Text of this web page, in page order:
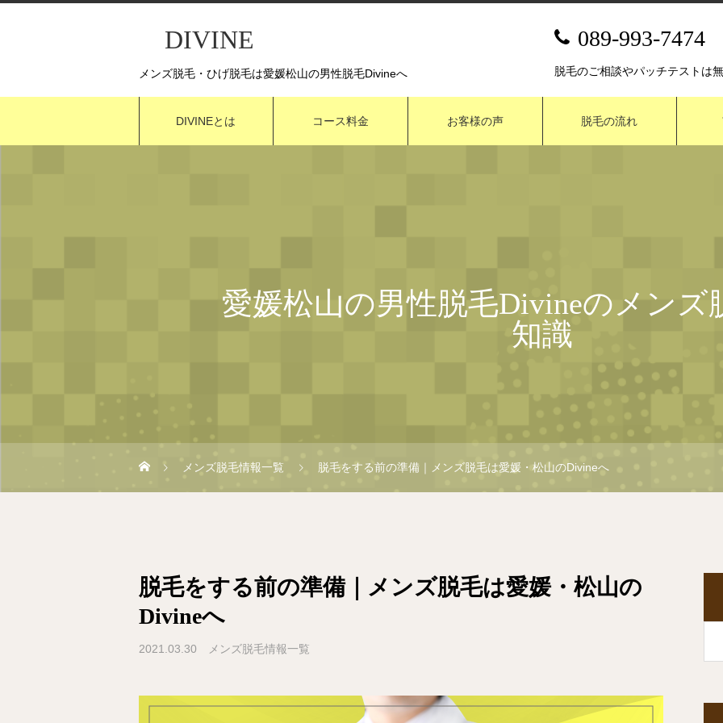
DIVINE 089-993-7474
脱毛のご相談やパッチテストは
メンズ脱毛・ひげ脱毛は愛媛松山の男性脱毛Divineへ
DIVINEとは コース料金 お客様の声 脱毛の流れ
愛媛松山の男性脱毛Divineのメンズ
知識
メンズ脱毛情報一覧 脱毛をする前の準備｜メンズ脱毛は愛媛・松山のDivineへ
脱毛をする前の準備｜メンズ脱毛は愛媛・松山の
Divineへ
2021.03.30 メンズ脱毛情報一覧